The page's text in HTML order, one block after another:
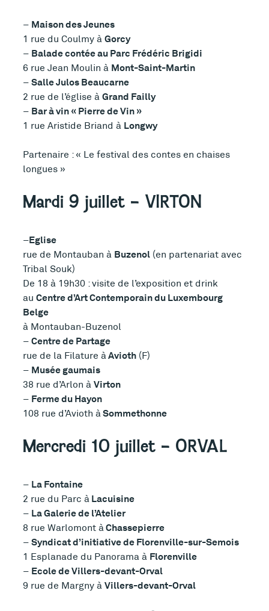
– Maison des Jeunes
1 rue du Coulmy à Gorcy
– Balade contée au Parc Frédéric Brigidi
6 rue Jean Moulin à Mont-Saint-Martin
– Salle Julos Beaucarne
2 rue de l’église à Grand Failly
– Bar à vin « Pierre de Vin »
1 rue Aristide Briand à Longwy
Partenaire : « Le festival des contes en chaises
longues »
Mardi 9 juillet – VIRTON
–Eglise
rue de Montauban à Buzenol (en partenariat avec
Tribal Souk)
De 18 à 19h30 : visite de l’exposition et drink
au Centre d’Art Contemporain du Luxembourg
Belge
à Montauban-Buzenol
– Centre de Partage
rue de la Filature àAvioth (F)
– Musée gaumais
38 rue d’Arlon à Virton
– Ferme du Hayon
108 rue d’Avioth àSommethonne
Mercredi 10 juillet – ORVAL
– La Fontaine
2 rue du Parc à Lacuisine
– La Galerie de l’Atelier
8 rue Warlomont àChassepierre
– Syndicat d’initiative de Florenville-sur-Semois
1 Esplanade du Panorama à Florenville
– Ecole de Villers-devant-Orval
9 rue de Margny à Villers-devant-Orval